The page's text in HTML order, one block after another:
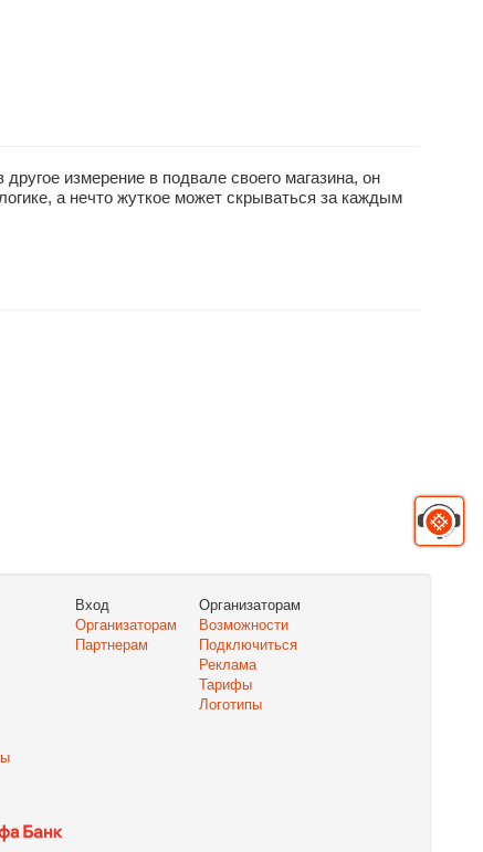
измерение в подвале своего магазина, он
а нечто жуткое может скрываться за каждым
Вход
Организаторам
Партнерам
Организаторам
Возможности
Подключиться
Реклама
Тарифы
Логотипы